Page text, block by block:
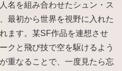
名を組み合わせたシュン・ス
最初から世界を視野に入れた
ます。某SF作品を連想させ
クと飛び技で空を駆けるよう
重なることで、一度見たら忘